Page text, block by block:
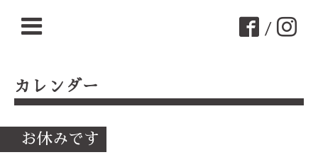
/
カレンダー
お休みです